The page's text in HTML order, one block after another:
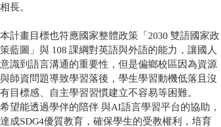
相長。
本計畫目標也符應國家整體政策「2030 雙語國家政
策藍圖」與 108 課綱對英語與外語的能力，讓國人
意識到語言溝通的重要性，但是偏鄉校區因為資源
與師資問題導致學習落後，學生學習動機低落且沒
有目標感、自主學習習慣建立不容易等困難。
希望能透過學伴的陪伴 與AI語言學習平台的協助，
達成SDG4優質教育，確保學生的受教權利，培育